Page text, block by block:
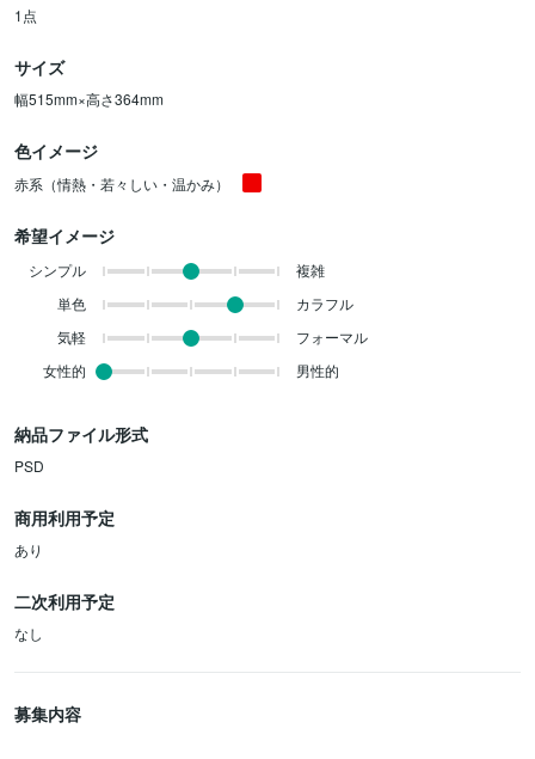
1点
サイズ
幅515mm×高さ364mm
色イメージ
赤系（情熱・若々しい・温かみ）
希望イメージ
シンプル
複雑
単色
カラフル
気軽
フォーマル
女性的
男性的
納品ファイル形式
PSD
商用利用予定
あり
二次利用予定
なし
募集内容